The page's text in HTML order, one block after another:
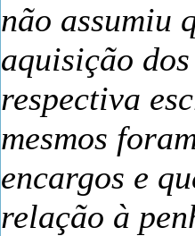
não assumiu
aquisição
respectiva
mesmos
encargos e
relação à